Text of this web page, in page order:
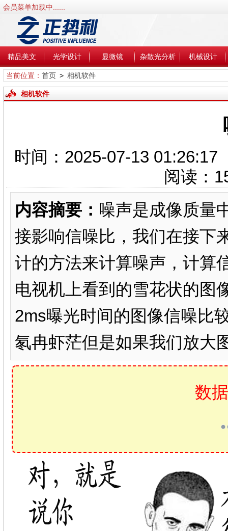
会员菜单加载中......
精品美文 光学设计 显微镜 杂散光分析 机械设计
当前位置： 首页> 相机软件
相机软件
时间：2025-07-13
阅读：
内容摘要： 噪声是成像质量
接影响信噪比，我们在接下
计的方法来计算噪声，计算
电视机上看到的雪花状的图
2ms曝光时间的图像信噪比
氡冉虾茫但是如果我们放大
数